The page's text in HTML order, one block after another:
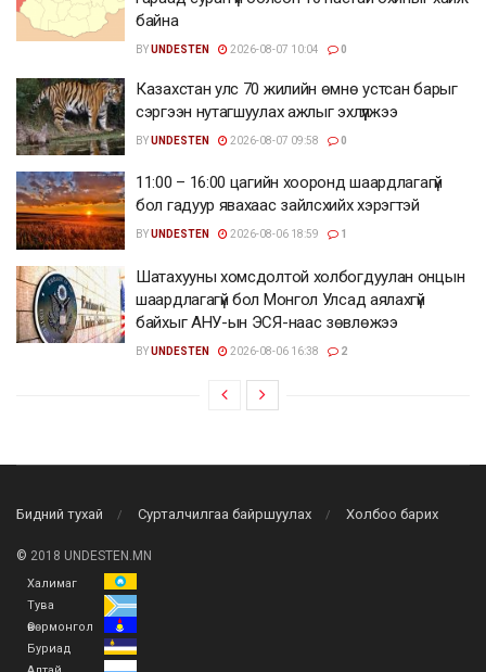
байна
BYUNDESTEN 2026-08-07 10:04 0
Казахстан улс 70 жилийн өмнө устсан барыг
сэргээн нутагшуулах ажлыг эхлүүлжээ
BYUNDESTEN 2026-08-07 09:58 0
11:00 – 16:00 цагийн хооронд шаардлагагүй
бол гадуур явахаас зайлсхийх хэрэгтэй
BYUNDESTEN 2026-08-06 18:59 1
Шатахууны хомсдолтой холбогдуулан онцын
шаардлагагүй бол Монгол Улсад аялахгүй
байхыг АНУ-ын ЭСЯ-наас зөвлөжээ
BYUNDESTEN 2026-08-06 16:38 2
Бидний тухай Сурталчилгаа байршуулах Холбоо барих
© 2018 UNDESTEN.MN
Халимаг
Тува
Өвөрмонгол
Буриад